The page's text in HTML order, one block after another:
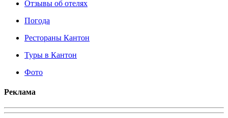
Отзывы об отелях
Погода
Рестораны Кантон
Туры в Кантон
Фото
Реклама